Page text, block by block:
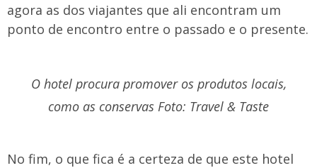
agora as dos viajantes que ali encontram um
ponto de encontro entre o passado e o presente.
O hotel procura promover os produtos locais,
como as conservas Foto: Travel & Taste
No fim, o que fica é a certeza de que este hotel